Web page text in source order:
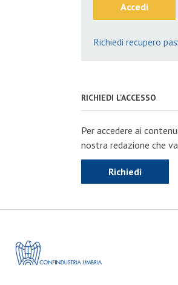
Accedi
Richiedi recupero
RICHIEDI L'ACCESSO
Per accedere ai
nostra redazione che
Richiedi